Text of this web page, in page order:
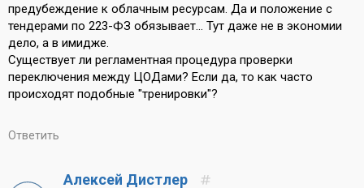
предубеждение к облачным ресурсам. Да и положение с
тендерами по 223-ФЗ обязывает... Тут даже не в экономии
дело, а в имидже.
Существует ли регламентная процедура проверки
переключения между ЦОДами? Если да, то как часто
происходят подобные "тренировки"?
Ответить
Алексей Дистлер